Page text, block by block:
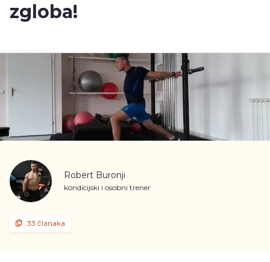
zgloba!
Robert Buronji
kondicijski i osobni trener
33 članaka